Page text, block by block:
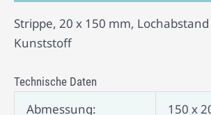
Strippe, 20 x 150 mm,
Kunststoff
Technische Daten
Abmessung: 150 x